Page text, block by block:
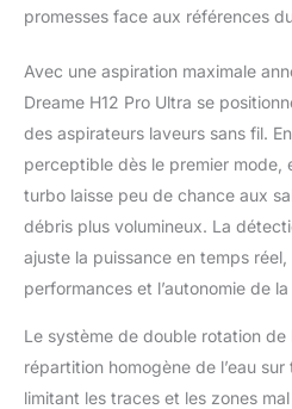
tr/
pour
000
520
à
promesses face aux références
Avec une aspiration maximale
Dreame H12 Pro Ultra se
des aspirateurs laveurs sans fil.
perceptible dès le premier mode,
turbo laisse peu de chance aux
débris plus volumineux. La
ajuste la puissance en temps
performances et l’autonomie de
Le système de double rotation de
répartition homogène de l’eau
limitant les traces et les zones